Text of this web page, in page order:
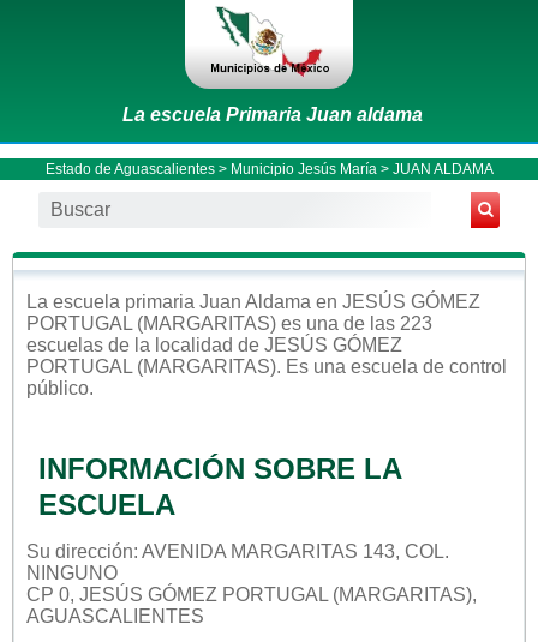
La escuela Primaria Juan aldama
Estado de Aguascalientes> Municipio Jesús María > JUAN ALDAMA
La escuela primaria Juan Aldama en JESÚS GÓMEZ
PORTUGAL (MARGARITAS) es una de las 223
escuelas de la localidad de JESÚS GÓMEZ
PORTUGAL (MARGARITAS). Es una escuela de control
público.
INFORMACIÓN SOBRE LA
ESCUELA
Su dirección: AVENIDA MARGARITAS 143, COL.
NINGUNO
CP 0, JESÚS GÓMEZ PORTUGAL (MARGARITAS),
AGUASCALIENTES